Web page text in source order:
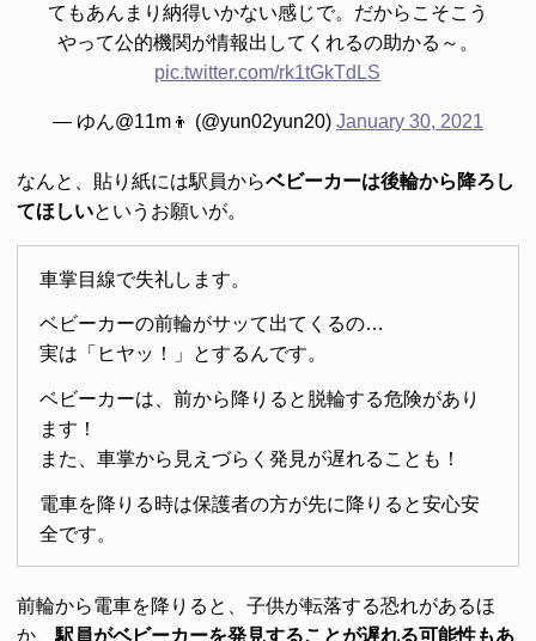
てもあんまり納得いかない感じで。だからこそこう
やって公的機関が情報出してくれるの助かる～。
pic.twitter.com/rk1tGkTdLS
— ゆん@11m👦 (@yun02yun20) January 30, 2021
なんと、貼り紙には駅員からベビーカーは後輪から降ろし
てほしいというお願いが。
車掌目線で失礼します。
ベビーカーの前輪がサッて出てくるの…
実は「ヒヤッ！」とするんです。
ベビーカーは、前から降りると脱輪する危険があり
ます！
また、車掌から見えづらく発見が遅れることも！
電車を降りる時は保護者の方が先に降りると安心安
全です。
前輪から電車を降りると、子供が転落する恐れがあるほ
か、駅員がベビーカーを発見することが遅れる可能性もあ